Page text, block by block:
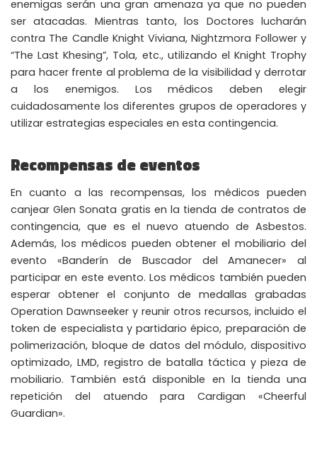
Everything arrives directly — faster than websites or email
🔒Members-Only Content
Exclusive guides & secrets never published anywhere else
Global Community
enemigas serán una gran amenaza ya que no pueden
ser atacadas. Mientras tanto, los Doctores lucharán
contra The Candle Knight Viviana, Nightzmora Follower y
“The Last Khesing”, Tola, etc., utilizando el Knight Trophy
para hacer frente al problema de la visibilidad y derrotar
a los enemigos. Los médicos deben elegir
cuidadosamente los diferentes grupos de operadores y
utilizar estrategias especiales en esta contingencia.
Recompensas de eventos
En cuanto a las recompensas, los médicos pueden
canjear Glen Sonata gratis en la tienda de contratos de
contingencia, que es el nuevo atuendo de Asbestos.
Además, los médicos pueden obtener el mobiliario del
evento «Banderín de Buscador del Amanecer» al
participar en este evento. Los médicos también pueden
esperar obtener el conjunto de medallas grabadas
Operation Dawnseeker y reunir otros recursos, incluido el
token de especialista y partidario épico, preparación de
polimerización, bloque de datos del módulo, dispositivo
optimizado, LMD, registro de batalla táctica y pieza de
mobiliario. También está disponible en la tienda una
repetición del atuendo para Cardigan «Cheerful
Guardian».